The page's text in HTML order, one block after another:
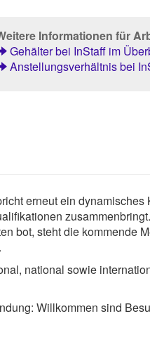
Informationen für
Gehälter bei InStaff im
Anstellungsverhältnis bei
erneut ein dynamisches
bot, steht die kommende
national sowie
Willkommen sind